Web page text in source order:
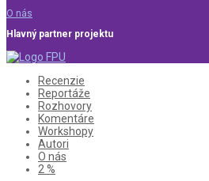
O nás
Hlavný partner projektu
Recenzie
Reportáže
Rozhovory
Komentáre
Workshopy
Autori
O nás
2 %